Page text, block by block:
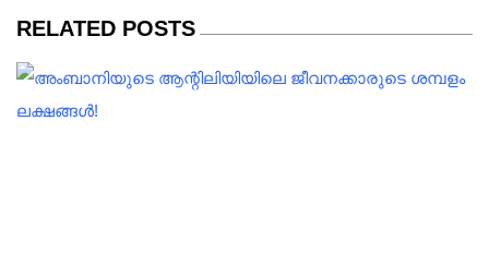
RELATED POSTS